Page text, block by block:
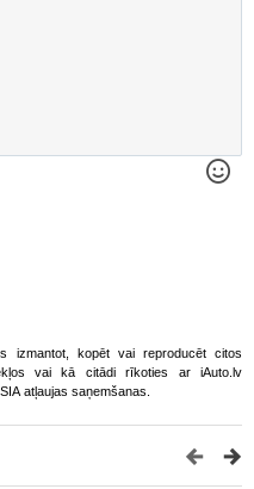
izmantot, kopēt vai reproducēt citos
vai kā citādi rīkoties ar iAuto.lv
atļaujas saņemšanas.